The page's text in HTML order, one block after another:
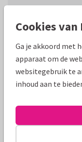
Mooie extra's bij
Cookies
Ga je akkoord met
apparaat om de
websitegebruik te
inhoud aan te